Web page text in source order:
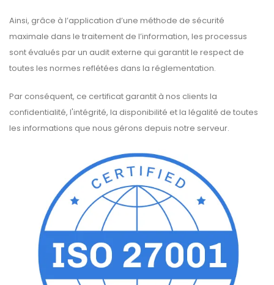
Ainsi, grâce à l’application d’une méthode de sécurité
maximale dans le traitement de l’information, les processus
sont évalués par un audit externe qui garantit le respect de
toutes les normes reflétées dans la réglementation.
Par conséquent, ce certificat garantit à nos clients la
confidentialité, l'intégrité, la disponibilité et la légalité de toutes
les informations que nous gérons depuis notre serveur.